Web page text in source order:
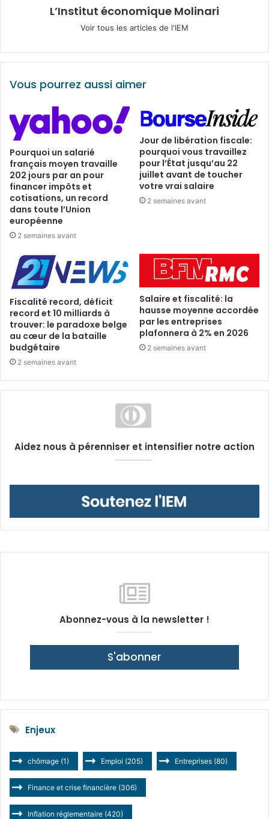
L’Institut économique Molinari
Voir tous les articles de l'IEM
Vous pourrez aussi aimer
Pourquoi un salarié
français moyen travaille
202 jours par an pour
financer impôts et
cotisations, un record
dans toute l’Union
européenne
2 semaines avant
Jour de libération fiscale:
pourquoi vous travaillez
pour l’État jusqu’au 22
juillet avant de toucher
votre vrai salaire
2 semaines avant
Fiscalité record, déficit
record et 10 milliards à
trouver: le paradoxe belge
au cœur de la bataille
budgétaire
2 semaines avant
Salaire et fiscalité: la
hausse moyenne accordée
par les entreprises
plafonnera à 2% en 2026
2 semaines avant
Aidez nous à pérenniser et intensifier notre action
Abonnez-vous à la newsletter !
S'abonner
Enjeux
chômage (1) Emploi (205) Entreprises (80)
Finance et crise financière (306)
Inflation réglementaire (420)